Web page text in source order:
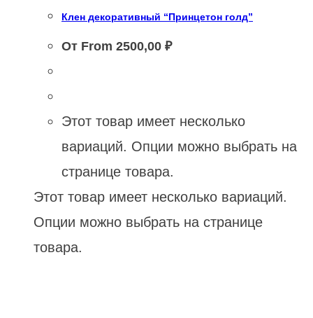
Клен декоративный “Принцетон голд”
От From 2500,00 ₽
Этот товар имеет несколько
вариаций. Опции можно выбрать на
странице товара.
Этот товар имеет несколько вариаций.
Опции можно выбрать на странице
товара.